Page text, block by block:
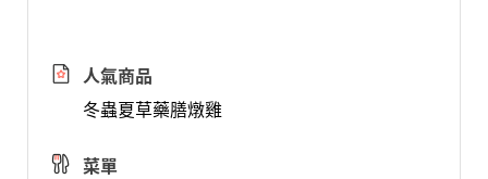
人氣商品
冬蟲夏草藥膳燉雞
菜單